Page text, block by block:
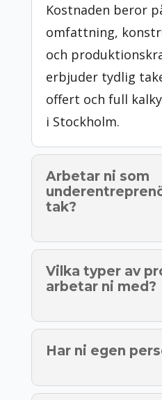
Kostnaden beror
omfattning,
och
erbjuder tydlig
offert och full
i Stockholm.
Arbetar ni som
tak?
Vilka typer av
arbetar ni med?
Har ni egen